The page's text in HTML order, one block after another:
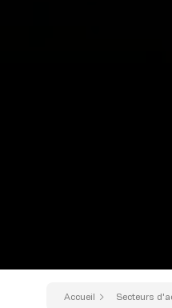
Accueil Secteurs